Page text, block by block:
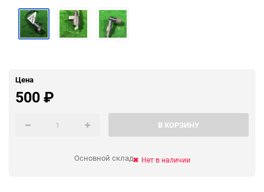
Цена
500₽
В КОРЗИНУ
Основной склад Нет в наличии